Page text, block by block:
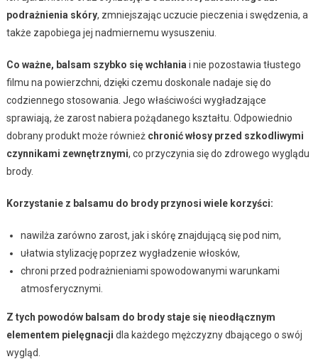
podrażnienia skóry, zmniejszając uczucie pieczenia i swędzenia, a
także zapobiega jej nadmiernemu wysuszeniu.
Co ważne, balsam szybko się wchłania i nie pozostawia tłustego
filmu na powierzchni, dzięki czemu doskonale nadaje się do
codziennego stosowania. Jego właściwości wygładzające
sprawiają, że zarost nabiera pożądanego kształtu. Odpowiednio
dobrany produkt może również chronić włosy przed szkodliwymi
czynnikami zewnętrznymi, co przyczynia się do zdrowego wyglądu
brody.
Korzystanie z balsamu do brody przynosi wiele korzyści:
nawilża zarówno zarost, jak i skórę znajdującą się pod nim,
ułatwia stylizację poprzez wygładzenie włosków,
chroni przed podrażnieniami spowodowanymi warunkami
atmosferycznymi.
Z tych powodów balsam do brody staje się nieodłącznym
elementem pielęgnacji dla każdego mężczyzny dbającego o swój
wygląd.